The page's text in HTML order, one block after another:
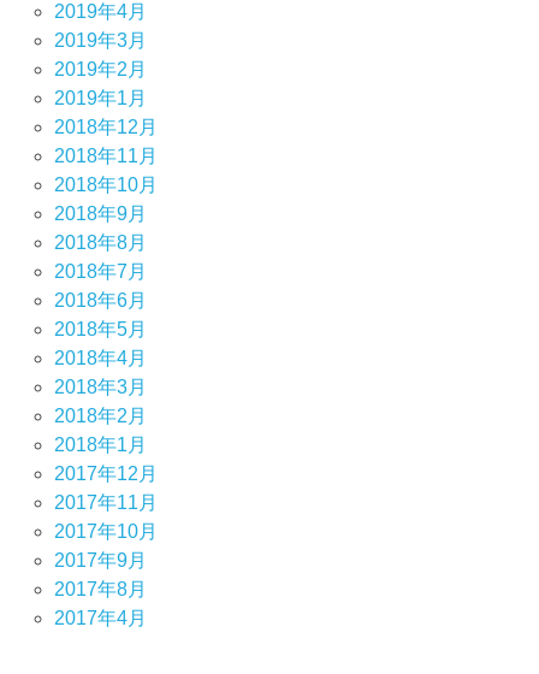
2019年4月
2019年3月
2019年2月
2019年1月
2018年12月
2018年11月
2018年10月
2018年9月
2018年8月
2018年7月
2018年6月
2018年5月
2018年4月
2018年3月
2018年2月
2018年1月
2017年12月
2017年11月
2017年10月
2017年9月
2017年8月
2017年4月